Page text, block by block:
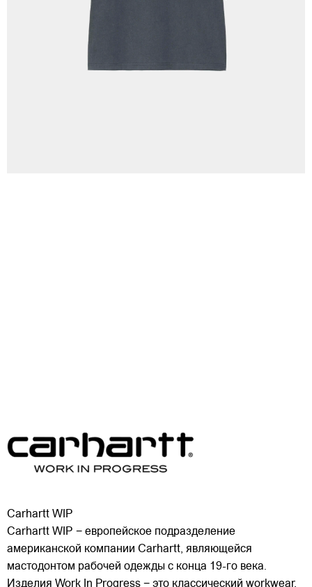
Carhartt WIP
Carhartt WIP − европейское подразделение
американской компании Carhartt, являющейся
мастодонтом рабочей одежды с конца 19-го века.
Изделия Work In Progress − это классический workwear,